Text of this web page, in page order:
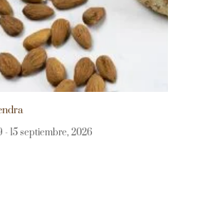
15 septiembre, 2026